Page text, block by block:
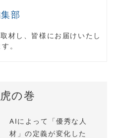
部
材し、皆様にお届けいたし
す。
の巻
AIによって「優秀な人
材」の定義が変化した